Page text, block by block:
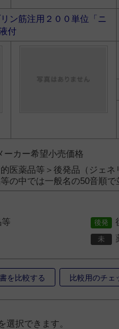
ン筋注用２００単位「ニ
付
ーカー希望小売価格
医薬品等＞後発品（ジェネ
の中では一般名の50音順で
を比較する 比較用のチェ
択できます。